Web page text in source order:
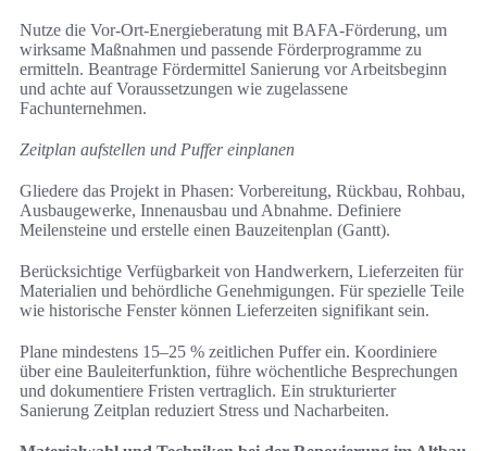
Nutze die Vor-Ort-Energieberatung mit BAFA-Förderung, um
wirksame Maßnahmen und passende Förderprogramme zu
ermitteln. Beantrage Fördermittel Sanierung vor Arbeitsbeginn
und achte auf Voraussetzungen wie zugelassene
Fachunternehmen.
Zeitplan aufstellen und Puffer einplanen
Gliedere das Projekt in Phasen: Vorbereitung, Rückbau, Rohbau,
Ausbaugewerke, Innenausbau und Abnahme. Definiere
Meilensteine und erstelle einen Bauzeitenplan (Gantt).
Berücksichtige Verfügbarkeit von Handwerkern, Lieferzeiten für
Materialien und behördliche Genehmigungen. Für spezielle Teile
wie historische Fenster können Lieferzeiten signifikant sein.
Plane mindestens 15–25 % zeitlichen Puffer ein. Koordiniere
über eine Bauleiterfunktion, führe wöchentliche Besprechungen
und dokumentiere Fristen vertraglich. Ein strukturierter
Sanierung Zeitplan reduziert Stress und Nacharbeiten.